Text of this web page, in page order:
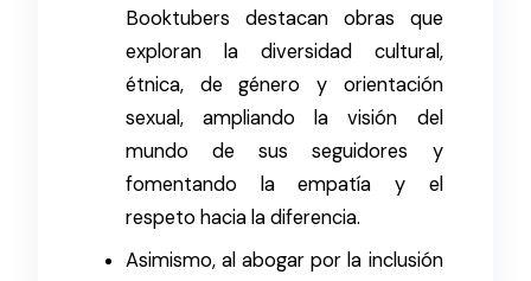
Booktubers destacan obras que
exploran la diversidad cultural,
étnica, de género y orientación
sexual, ampliando la visión del
mundo de sus seguidores y
fomentando la empatía y el
respeto hacia la diferencia.
Asimismo, al abogar por la inclusión